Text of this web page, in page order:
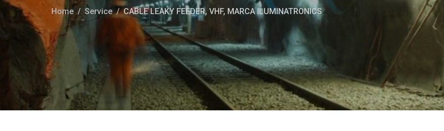
Home Service CABLE LEAKY FEEDER, VHF, MARCA ILUMINATRONICS